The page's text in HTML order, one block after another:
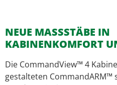
NEUE MASSSTÄBE IN K
ABINENKOMFORT
Die CommandView™ 4
gestalteten